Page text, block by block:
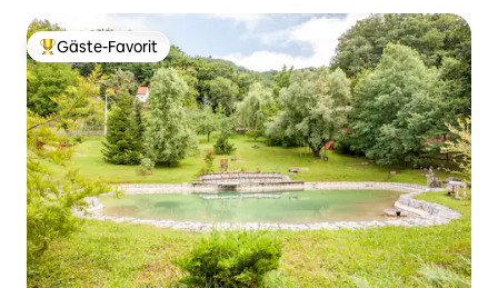
Beliebter Gäste-Favorit.
Gäste-Favorit